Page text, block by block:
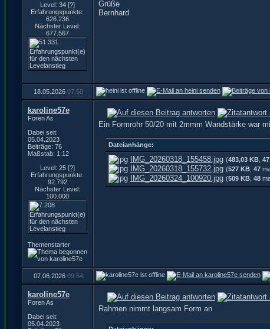
Level: 34 [?]
Erfahrungspunkte:
626.236
Nächster Level:
677.567
Grüße
Bernhard
18.05.2026 07:50
karoline57e
Foren As
Dabei seit:
05.04.2023
Beiträge: 76
Maßstab: 1:12
Level: 25 [?]
Erfahrungspunkte:
92.792
Nächster Level:
100.000
Themenstarter
Ein Formrohr 50/20 mit 2mmm Wandstärke war
Dateianhänge:
IMG_20260318_155458.jpg (483,03 KB 47
IMG_20260318_155732.jpg (527 KB 47
IMG_20260324_100920.jpg (509 KB 48
07.06.2026 09:54
karoline57e
Foren As
Dabei seit:
05.04.2023
Rahmen nimmt langsam Form an